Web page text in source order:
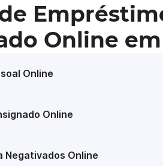
Online
Online
Online
Negativados Online